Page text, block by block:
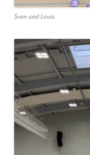
Sven und Louis